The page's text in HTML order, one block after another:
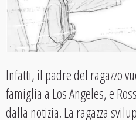
Infatti, il padre del ragazzo
famiglia a Los Angeles, e
dalla notizia. La ragazza